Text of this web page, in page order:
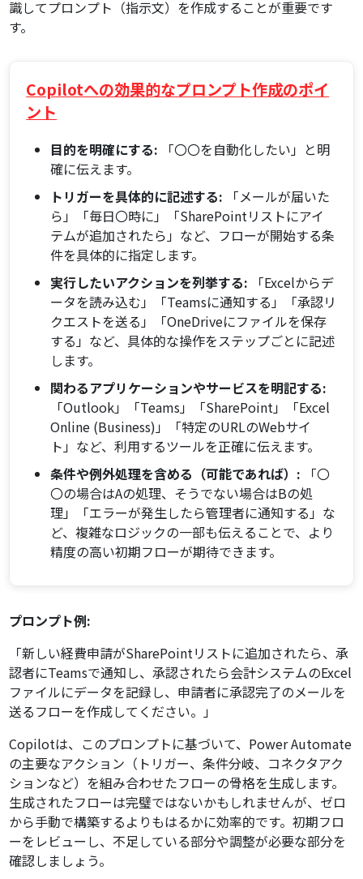
識してプロンプト（指示文）を作成することが重要です
す。
Copilotへの効果的なプロンプト作成のポイ
ント
目的を明確にする: 「〇〇を自動化したい」と明
確に伝えます。
トリガーを具体的に記述する: 「メールが届いた
ら」「毎日〇時に」「SharePointリストにアイ
テムが追加されたら」など、フローが開始する条
件を具体的に指定します。
実行したいアクションを列挙する: 「Excelからデ
ータを読み込む」「Teamsに通知する」「承認リ
クエストを送る」「OneDriveにファイルを保存
する」など、具体的な操作をステップごとに記述
します。
関わるアプリケーションやサービスを明記する:
「Outlook」「Teams」「SharePoint」「Excel
Online (Business)」「特定のURLのWebサイ
ト」など、利用するツールを正確に伝えます。
条件や例外処理を含める（可能であれば）: 「〇
〇の場合はAの処理、そうでない場合はBの処
理」「エラーが発生したら管理者に通知する」な
ど、複雑なロジックの一部も伝えることで、より
精度の高い初期フローが期待できます。
プロンプト例:
「新しい経費申請がSharePointリストに追加されたら、承
認者にTeamsで通知し、承認されたら会計システムのExcel
ファイルにデータを記録し、申請者に承認完了のメールを
送るフローを作成してください。」
Copilotは、このプロンプトに基づいて、Power Automate
の主要なアクション（トリガー、条件分岐、コネクタアク
ションなど）を組み合わせたフローの骨格を生成します。
生成されたフローは完璧ではないかもしれませんが、ゼロ
から手動で構築するよりもはるかに効率的です。初期フロ
ーをレビューし、不足している部分や調整が必要な部分を
確認しましょう。